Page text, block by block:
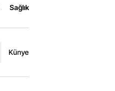
Sağlık
Künye